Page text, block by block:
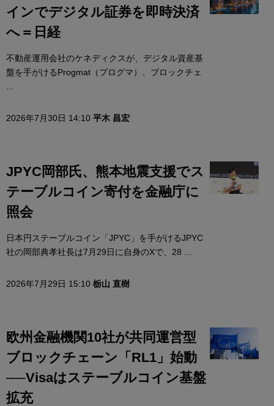
インでデジタル証券を即時決済
へ＝日経
不動産運用会社のケネディクスが、デジタル資産基
盤を手がけるProgmat（プログマ）、ブロックチェ
2026年7月30日 14:10 平木 昌宏
JPYC岡部氏、熊本地震支援でス
テーブルコイン寄付を金融庁に
照会
日本円ステーブルコイン「JPYC」を手がけるJPYC
社の岡部典孝社長は7月29日に自身のXで、28 ...
2026年7月29日 15:10 栃山 直樹
欧州金融機関10社が共同運営型
ブロックチェーン「RL1」始動
──Visaはステーブルコイン基盤
拡充